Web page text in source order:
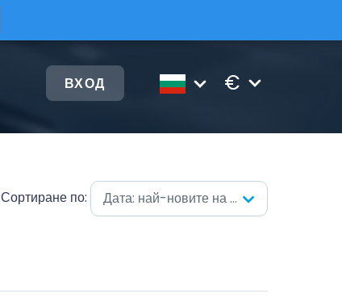
ВХОД €
Сортиране по: Дата: най-новите на първо място